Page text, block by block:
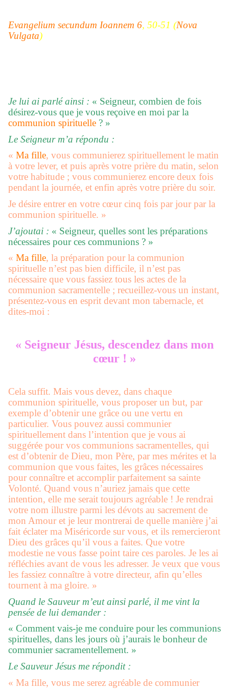
Evangelium secundum Ioannem 6, 50-51 (Nova
Vulgata)
Je lui ai parlé ainsi : « Seigneur, combien de fois
désirez-vous que je vous reçoive en moi par la
communion spirituelle ? »
Le Seigneur m’a répondu :
« Ma fille, vous communierez spirituellement le matin
à votre lever, et puis après votre prière du matin, selon
votre habitude ; vous communierez encore deux fois
pendant la journée, et enfin après votre prière du soir.
Je désire entrer en votre cœur cinq fois par jour par la
communion spirituelle. »
J’ajoutai : « Seigneur, quelles sont les préparations
nécessaires pour ces communions ? »
« Ma fille, la préparation pour la communion
spirituelle n’est pas bien difficile, il n’est pas
nécessaire que vous fassiez tous les actes de la
communion sacramentelle ; recueillez-vous un instant,
présentez-vous en esprit devant mon tabernacle, et
dites-moi :
« Seigneur Jésus, descendez dans mon
cœur ! »
Cela suffit. Mais vous devez, dans chaque
communion spirituelle, vous proposer un but, par
exemple d’obtenir une grâce ou une vertu en
particulier. Vous pouvez aussi communier
spirituellement dans l’intention que je vous ai
suggérée pour vos communions sacramentelles, qui
est d’obtenir de Dieu, mon Père, par mes mérites et la
communion que vous faites, les grâces nécessaires
pour connaître et accomplir parfaitement sa sainte
Volonté. Quand vous n’auriez jamais que cette
intention, elle me serait toujours agréable ! Je rendrai
votre nom illustre parmi les dévots au sacrement de
mon Amour et je leur montrerai de quelle manière j’ai
fait éclater ma Miséricorde sur vous, et ils remercieront
Dieu des grâces qu’il vous a faites. Que votre
modestie ne vous fasse point taire ces paroles. Je les ai
réfléchies avant de vous les adresser. Je veux que vous
les fassiez connaître à votre directeur, afin qu’elles
tournent à ma gloire. »
Quand le Sauveur m’eut ainsi parlé, il me vint la
pensée de lui demander :
« Comment vais-je me conduire pour les communions
spirituelles, dans les jours où j’aurais le bonheur de
communier sacramentellement. »
Le Sauveur Jésus me répondit :
« Ma fille, vous me serez agréable de communier